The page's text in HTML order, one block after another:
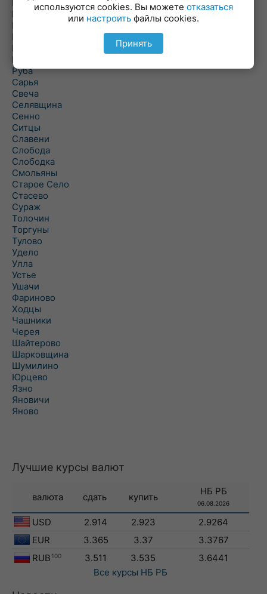
Погоща
Подсвилье
Полоцк
Поставы
Прозороки
Россоны
Руба
Сарья
Свеча
Селявщина
Сенно
Ситцы
Славени
Слобода
Слободка
Смольяны
Старое Село
Стасево
Сураж
Толочин
Торгуны
Тулово
Удело
Улла
Устье
Ушачи
Фариново
Ходцы
Чашники
Черея
Шайтерово
Шарковщина
Шумилино
Юрцево
Язно
Яновичи
Яново
Лучшие курсы валют
валюта сдать купить
НБ РБ
06.08.2026
USD 2.914 2.923
2.9264
EUR
3.365 3.37
3.3767
RUB 100 3.511 3.535
3.6441
Все курсы НБ РБ
используются cookies. Вы можете отказаться
или настроить файлы cookies.
Принять